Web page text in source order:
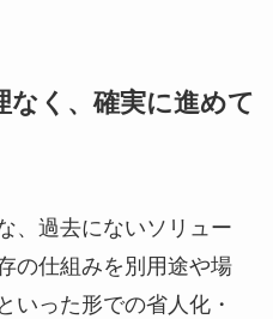
なく、確実に進めて
、過去にないソリュー
の仕組みを別用途や場
いった形での省人化・